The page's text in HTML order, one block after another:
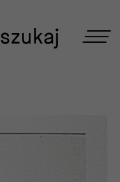
szukaj
szukaj